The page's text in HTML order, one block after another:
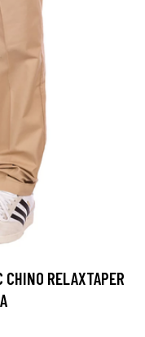
RELAXTAPER